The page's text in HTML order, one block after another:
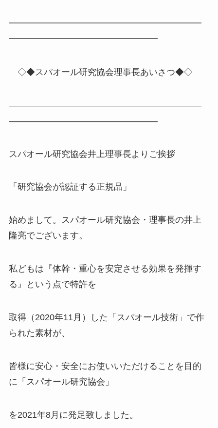
━━━━━━━━━━━━━━━━━━━━━━
━━━━━━━━━━━━━━━━━
◇◆スパオール研究協会理事長あいさつ◆◇
――――――――――――――――――――――
―――――――――――――――――
スパオール研究協会井上理事長よりご挨拶
「研究協会が認証する正規品」
始めまして。スパオール研究協会・理事長の井上
隆亮でございます。
私どもは『体幹・重心を安定させる効果を発揮す
る』という点で特許を
取得（2020年11月）した「スパオール技術」で作
られた素材が、
皆様に安心・安全にお使いいただけることを目的
に「スパオール研究協会」
を2021年8月に発足致しました。